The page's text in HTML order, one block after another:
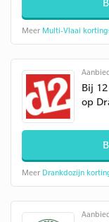
Meer Multi-Vlaai
Bij
op
Meer Drankdozijn